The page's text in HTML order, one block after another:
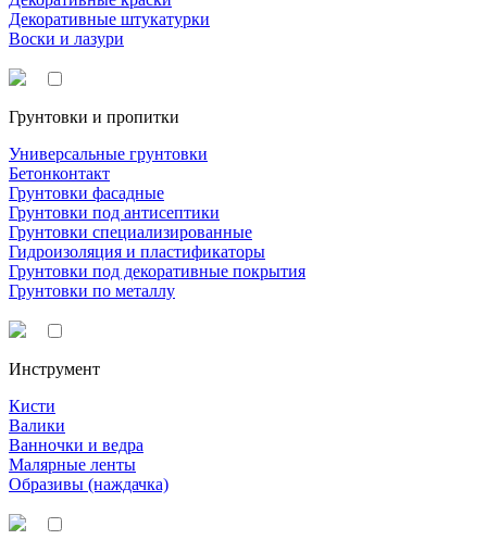
Декоративные штукатурки
Воски и лазури
Грунтовки и пропитки
Универсальные грунтовки
Бетонконтакт
Грунтовки фасадные
Грунтовки под антисептики
Грунтовки специализированные
Гидроизоляция и пластификаторы
Грунтовки под декоративные покрытия
Грунтовки по металлу
Инструмент
Кисти
Валики
Ванночки и ведра
Малярные ленты
Образивы (наждачка)